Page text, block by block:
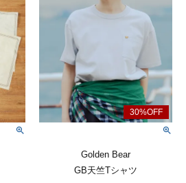
Golden Bear
GB天竺Tシャツ